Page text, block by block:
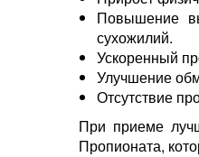
Повышение
сухожилий.
Ускоренный
Улучшение
Отсутствие
При приеме
Пропионата,